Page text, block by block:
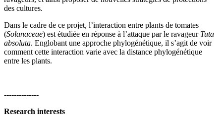
des cultures.
Dans le cadre de ce projet, l’interaction entre plants de tomates
(Solanaceae) est étudiée en réponse à l’attaque par le ravageur Tuta
absoluta. Englobant une approche phylogénétique, il s’agit de voir
comment cette interaction varie avec la distance phylogénétique
entre les plants.
--------------
Research interests